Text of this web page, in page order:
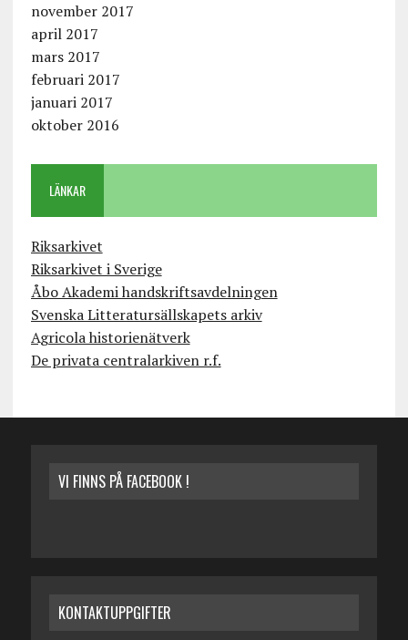
november 2017
april 2017
mars 2017
februari 2017
januari 2017
oktober 2016
LÄNKAR
Riksarkivet
Riksarkivet i Sverige
Åbo Akademi handskriftsavdelningen
Svenska Litteratursällskapets arkiv
Agricola historienätverk
De privata centralarkiven r.f.
VI FINNS PÅ FACEBOOK !
KONTAKTUPPGIFTER